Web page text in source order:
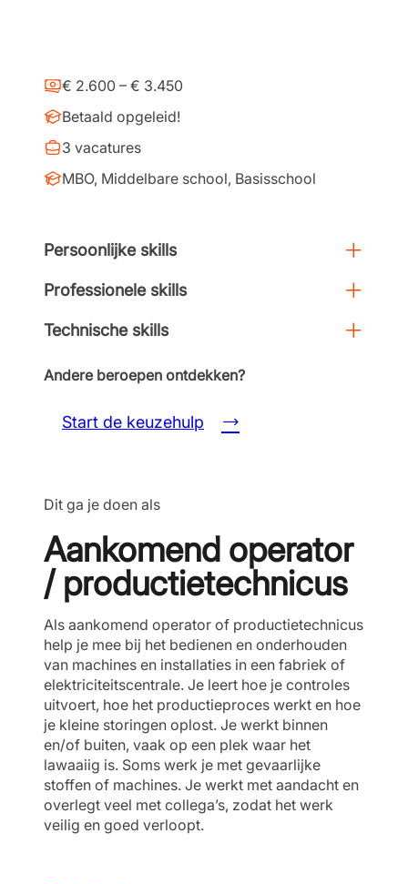
Dit ga je doen als
Aankomend operator
/ productietechnicus
Als aankomend operator of productietechnicus
help je mee bij het bedienen en onderhouden
van machines en installaties in een fabriek of
elektriciteitscentrale. Je leert hoe je controles
uitvoert, hoe het productieproces werkt en hoe
je kleine storingen oplost. Je werkt binnen
en/of buiten, vaak op een plek waar het
lawaaiig is. Soms werk je met gevaarlijke
stoffen of machines. Je werkt met aandacht en
overlegt veel met collega’s, zodat het werk
veilig en goed verloopt.
€ 2.600 – € 3.450
Betaald opgeleid!
3 vacatures
MBO, Middelbare school, Basisschool
Persoonlijke skills
Professionele skills
Technische skills
Andere beroepen ontdekken?
Start de keuzehulp